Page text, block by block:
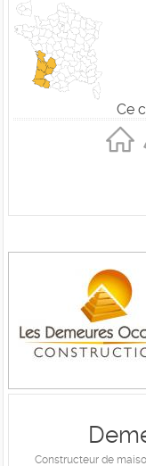
Ce
Constructeur de